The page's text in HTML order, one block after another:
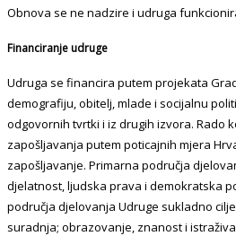
Obnova se ne nadzire i udruga
Financiranje udruge
Udruga se financira putem projekata
demografiju, obitelj, mlade i socijalnu
odgovornih tvrtki i iz drugih izvora. Rado
zapošljavanja putem poticajnih mjera
zapošljavanje. Primarna područja
djelatnost, ljudska prava i demokratska
područja djelovanja Udruge sukladno
suradnja; obrazovanje, znanost i